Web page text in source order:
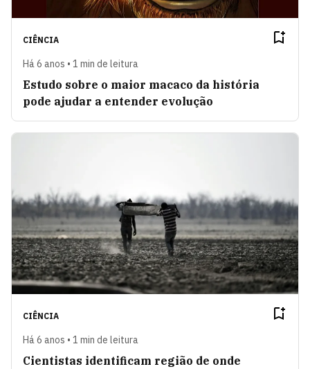
CIÊNCIA
Há 6 anos • 1 min de leitura
Estudo sobre o maior macaco da história
pode ajudar a entender evolução
CIÊNCIA
Há 6 anos • 1 min de leitura
Cientistas identificam região de onde